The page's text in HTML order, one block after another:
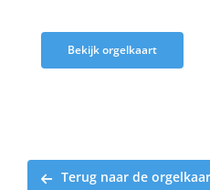
Bekijk orgelkaart
Terug naar de